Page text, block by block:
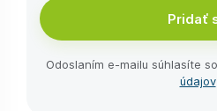
Pridať
Odoslaním e-⁠mailu súhlasíte so
údajov